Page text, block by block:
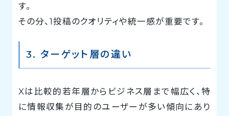
す。
その分、1投稿のクオリティや統一感が重要です。
3. ターゲット層の違い
Xは比較的若年層からビジネス層まで幅広く、特
に情報収集が目的のユーザーが多い傾向にあり